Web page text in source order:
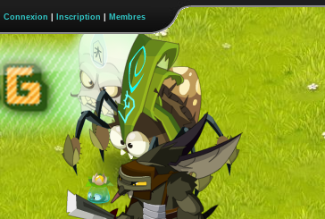
Connexion Inscription Membres